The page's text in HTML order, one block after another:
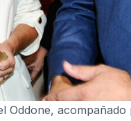
Oddone,